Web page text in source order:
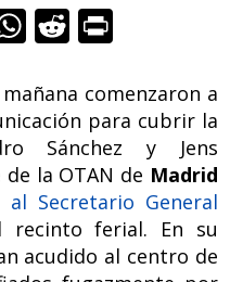
W
h
at
s
A
p
p
R
e
d
di
t
t
comenzaron a
para cubrir la
Sánchez y Jens
la OTAN de Madrid
al Secretario General
recinto ferial. En su
acudido al centro de